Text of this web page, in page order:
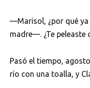
—Marisol, ¿por qué
madre—. ¿Te peleaste
Pasó el tiempo,
río con una toalla, y